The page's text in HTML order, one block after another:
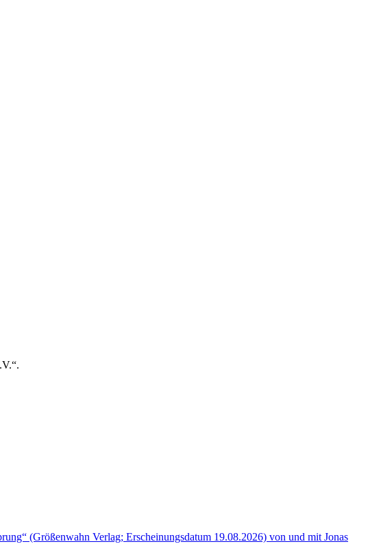
(Größenwahn Verlag; Erscheinungsdatum 19.08.2026) von und mit Jonas